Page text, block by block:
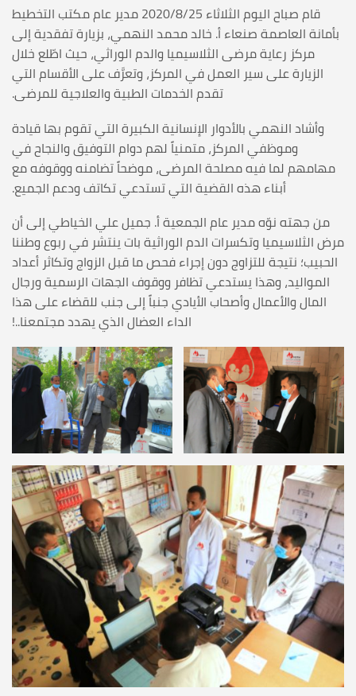
قام صباح اليوم الثلاثاء 2020/8/25 مدير عام مكتب التخطيط
بأمانة العاصمة صنعاء أ. خالد محمد النهمي، بزيارة تفقدية إلى
مركز رعاية مرضى الثلاسيميا والدم الوراثي، حيث اطّلع خلال
الزيارة على سير العمل في المركز، وتعرَّف على الأقسام التي
تقدم الخدمات الطبية والعلاجية للمرضى.
وأشاد النهمي بالأدوار الإنسانية الكبيرة التي تقوم بها قيادة
وموظفي المركز، متمنياً لهم دوام التوفيق والنجاح في
مهامهم لما فيه مصلحة المرضى، موضحاً تضامنه ووقوفه مع
أبناء هذه القضية التي تستدعي تكاتف ودعم الجميع.
من جهته نوّه مدير عام الجمعية أ. جميل علي الخياطي إلى أن
مرض الثلاسيميا وتكسرات الدم الوراثية بات ينتشر في ربوع وطننا
الحبيب؛ نتيجة للتزاوج دون إجراء فحص ما قبل الزواج وتكاثر أعداد
المواليد، وهذا يستدعي تظافر ووقوف الجهات الرسمية ورجال
المال والأعمال وأصحاب الأيادي جنباً إلى جنب للقضاء على هذا
الداء العضال الذي يهدد مجتمعنا..!